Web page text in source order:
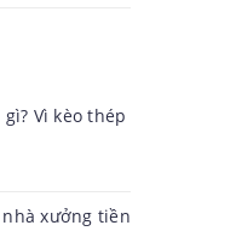
gì? Vì kèo thép
xưởng tiền